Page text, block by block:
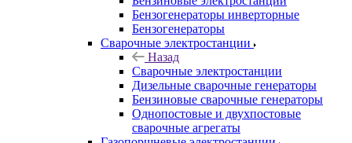
Бензогенераторы инверторные
Бензогенераторы
Сварочные электростанции
Назад
Сварочные электростанции
Дизельные сварочные генераторы
Бензиновые сварочные генераторы
Однопостовые и двухпостовые
сварочные агрегаты